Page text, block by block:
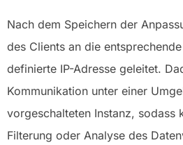
Nach dem Speichern der
des Clients an die
definierte IP-Adresse geleitet.
Kommunikation unter einer
vorgeschalteten Instanz, sodass
Filterung oder Analyse des